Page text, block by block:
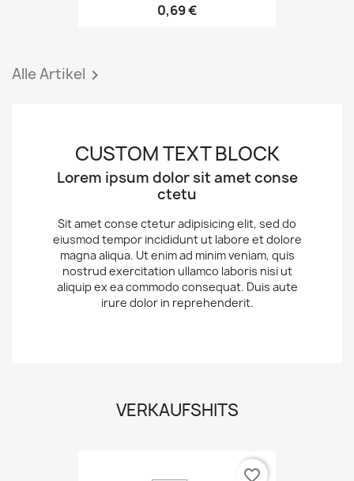
0,69 €
Alle Artikel 
CUSTOM TEXT BLOCK
Lorem ipsum dolor sit amet conse
ctetu
Sit amet conse ctetur adipisicing elit, sed do
eiusmod tempor incididunt ut labore et dolore
magna aliqua. Ut enim ad minim veniam, quis
nostrud exercitation ullamco laboris nisi ut
aliquip ex ea commodo consequat. Duis aute
irure dolor in reprehenderit.
VERKAUFSHITS
favorite_border